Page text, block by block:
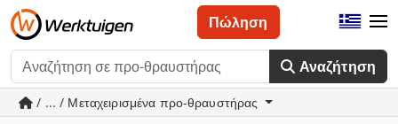
Αναζήτηση
Πώληση
/ ... / Μεταχειρισμένα προ-θραυστήρας